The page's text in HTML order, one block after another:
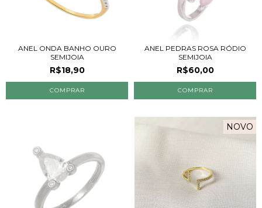
ANEL ONDA BANHO OURO
SEMIJOIA
R$18,90
ANEL PEDRAS ROSA RÓDIO
SEMIJOIA
R$60,00
NOVO